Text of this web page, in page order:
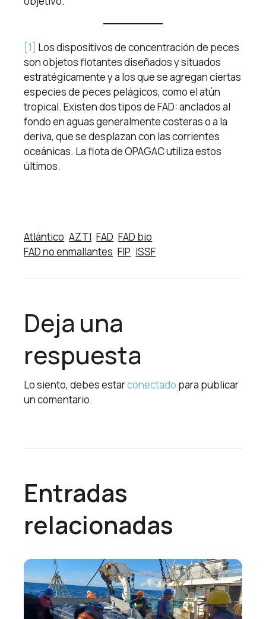
[1] Los dispositivos de concentración de peces
son objetos flotantes diseñados y situados
estratégicamente y a los que se agregan ciertas
especies de peces pelágicos, como el atún
tropical. Existen dos tipos de FAD: anclados al
fondo en aguas generalmente costeras o a la
deriva, que se desplazan con las corrientes
oceánicas. La flota de OPAGAC utiliza estos
últimos.
Atlántico AZTI FAD FAD bio
FAD no enmallantes FIP ISSF
Deja una
respuesta
Lo siento, debes estarconectado para publicar
un comentario.
Entradas
relacionadas